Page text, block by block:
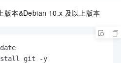
版本&Debian 10.x 及以上版本
git -y